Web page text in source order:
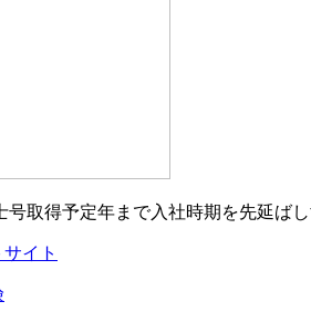
取得予定年まで入社時期を先延ば
イト